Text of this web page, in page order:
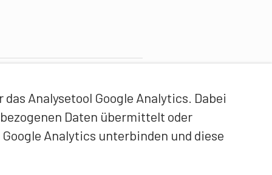
Analysetool Google Analytics. Dabei
Daten übermittelt oder
Analytics unterbinden und diese
Hochschule
Sport Magglingen EHSM
Schweiz